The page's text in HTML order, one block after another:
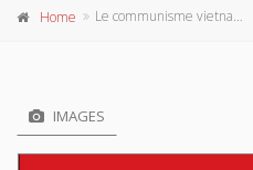
Home Le communisme vietnamien (1919-1991)
IMAGES